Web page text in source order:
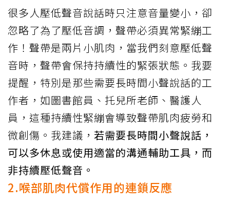
很多人壓低聲音說話時只注意音量變小，卻
忽略了為了壓低音調，聲帶必須異常緊繃工
作！聲帶是兩片小肌肉，當我們刻意壓低聲
音時，聲帶會保持持續性的緊張狀態。我要
提醒，特別是那些需要長時間小聲說話的工
作者，如圖書館員、托兒所老師、醫護人
員，這種持續性緊繃會導致聲帶肌肉疲勞和
微創傷。我建議， 若需要長時間小聲說話，
可以多休息或使用適當的溝通輔助工具，而
非持續壓低聲音。
2.喉部肌肉代償作用的連鎖反應